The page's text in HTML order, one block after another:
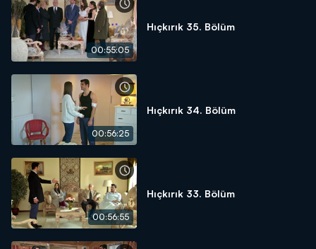
00:55:05
Hıçkırık 35. Bölüm
00:56:25
Hıçkırık 34. Bölüm
00:56:55
Hıçkırık 33. Bölüm